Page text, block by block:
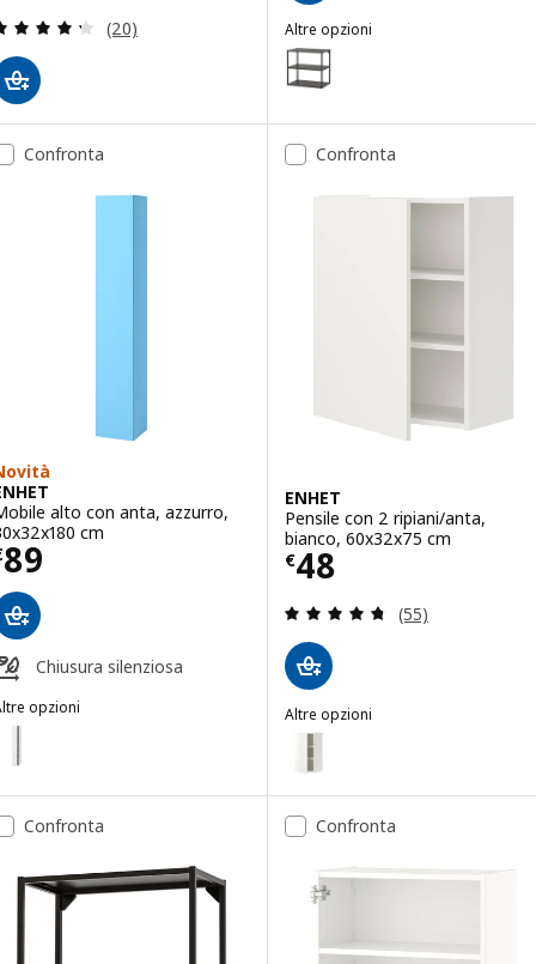
Recensione: 4.3 fuori da 5 stelle. Totale
(20)
Altre opzioni
ENHET
Opzione: ENHET, Struttura
Opzione: ENHET, Struttura
Confronta
alto con anta, azzurro,
cm
89 € 89
Chiusura silenziosa
opzioni
ENHET, Mobile alto con anta, bianco, 30x32x180 cm
Confronta
ENHET
Pensile con 2 ripiani/anta,
bianco, 60x32x75 cm
€48
Prezzo € 48
Recensione:
(55)
Altre opzioni
ENHET
Opzione: ENHET, Pensile con
Confronta Confronta